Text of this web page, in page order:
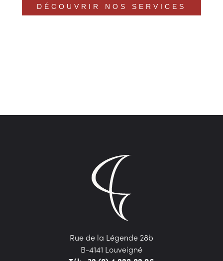
DÉCOUVRIR NOS SERVICES
Rue de la Légende 28b
B-4141 Louveigné